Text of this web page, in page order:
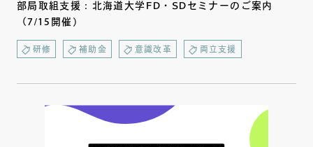
部局取組支援：北海道大学FD・SDセミナーのご案内
（7/15開催）
研修 補助金 意識改革 両立支援